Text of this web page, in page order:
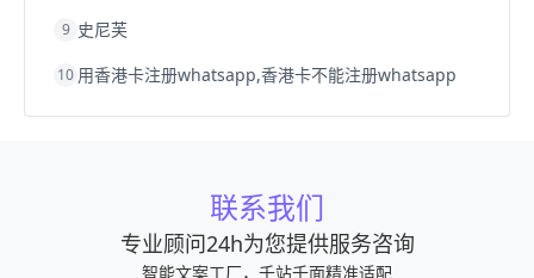
9 史尼芙
10 用香港卡注册whatsapp,香港卡不能注册whatsapp
联系我们
专业顾问24h为您提供服务咨询
智能文案工厂，千站千面精准适配